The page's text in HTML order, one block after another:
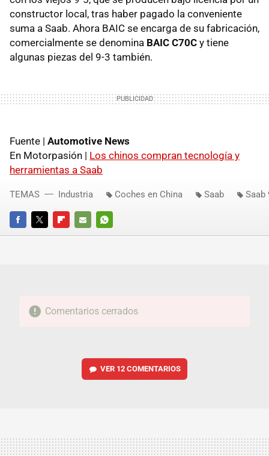
constructor local, tras haber pagado la conveniente
suma a Saab. Ahora BAIC se encarga de su fabricación,
comercialmente se denomina BAIC C70C y tiene
algunas piezas del 9-3 también.
Fuente | Automotive News
En Motorpasión | Los chinos compran tecnología y
herramientas a Saab
FACEBOOKTWITTERFLIPBOARD
E-
WHATSAPP
TEMAS Industria Coches en China Saab Saab
Comentarios cerrados
VER 12 COMENTARIOS